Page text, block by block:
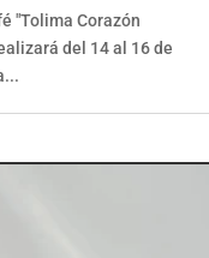
"Tolima Corazón
del 14 al 16 de